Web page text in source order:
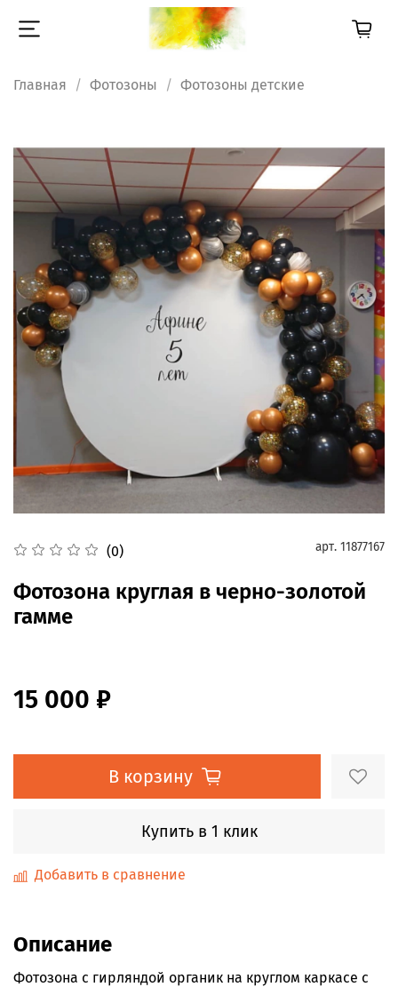
Главная Фотозоны Фотозоны детские
(0) арт. 11877167
Фотозона круглая в черно-золотой
гамме
15 000 ₽
В корзину
Купить в 1 клик
Добавить в сравнение
Описание
Фотозона с гирляндой органик на круглом каркасе с